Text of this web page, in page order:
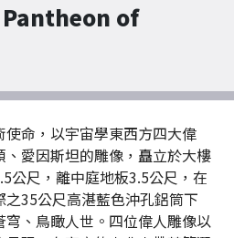
Pantheon of
命，以宇宙學東西方四大偉
愛因斯坦的雕像，矗立於大樓
公尺，離中庭地板3.5公尺，在
35公尺高湛藍色沖孔鋁筒下
、鳥瞰人世。四位偉人雕像以